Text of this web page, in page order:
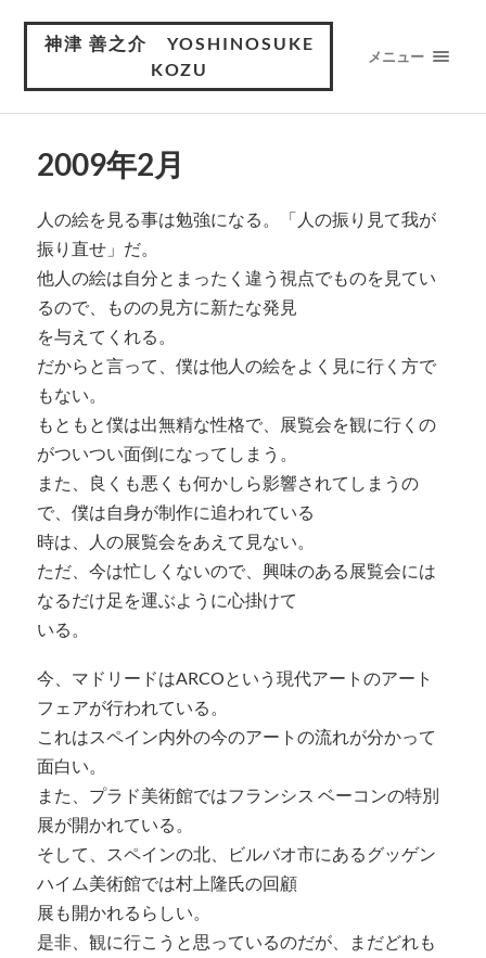
神津 善之介 YOSHINOSUKE
KOZU
メニュー
2009年2月
人の絵を見る事は勉強になる。「人の振り見て我が
振り直せ」だ。
他人の絵は自分とまったく違う視点でものを見てい
るので、ものの見方に新たな発見
を与えてくれる。
だからと言って、僕は他人の絵をよく見に行く方で
もない。
もともと僕は出無精な性格で、展覧会を観に行くの
がついつい面倒になってしまう。
また、良くも悪くも何かしら影響されてしまうの
で、僕は自身が制作に追われている
時は、人の展覧会をあえて見ない。
ただ、今は忙しくないので、興味のある展覧会には
なるだけ足を運ぶように心掛けて
いる。
今、マドリードはARCOという現代アートのアート
フェアが行われている。
これはスペイン内外の今のアートの流れが分かって
面白い。
また、プラド美術館ではフランシス ベーコンの特別
展が開かれている。
そして、スペインの北、ビルバオ市にあるグッゲン
ハイム美術館では村上隆氏の回顧
展も開かれるらしい。
是非、観に行こうと思っているのだが、まだどれも